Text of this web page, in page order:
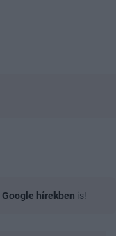
Google hírekben is!